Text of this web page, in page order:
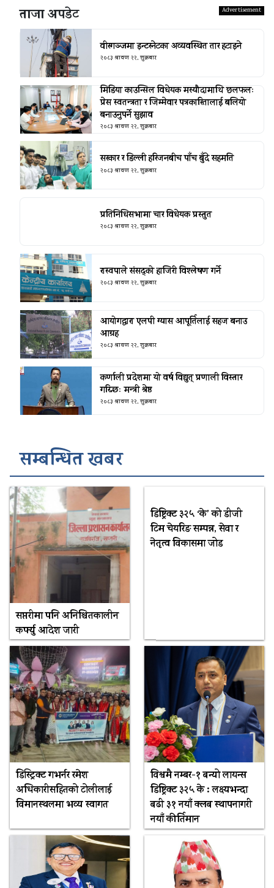
ताजा अपडेट
वीरगञ्जमा इन्टरनेटका अव्यवस्थित तार हटाइने
२०८३ श्रावण २२, शुक्रबार
मिडिया काउन्सिल विधेयक मस्यौदामाथि छलफलः
प्रेस स्वतन्त्रता र जिम्मेवार पत्रकारितालाई बलियो
बनाउनुपर्ने सुझाव
२०८३ श्रावण २२, शुक्रबार
सरकार र डिल्ली हरिजनबीच पाँच बुँदे सहमति
२०८३ श्रावण २२, शुक्रबार
प्रतिनिधिसभामा चार विधेयक प्रस्तुत
२०८३ श्रावण २२, शुक्रबार
रास्वपाले संसद्को हाजिरी विश्लेषण गर्ने
२०८३ श्रावण २२, शुक्रबार
आयोगद्वारा एलपी ग्यास आपूर्तिलाई सहज बनाउ
आग्रह
२०८३ श्रावण २२, शुक्रबार
कर्णाली प्रदेशमा यो वर्ष विद्युत् प्रणाली विस्तार
गरिन्छः मन्त्री श्रेष्ठ
२०८३ श्रावण २२, शुक्रबार
सम्बन्धित खबर
सप्तरीमा पनि अनिश्चितकालीन
कर्फ्यु आदेश जारी
डिष्ट्रिक्ट ३२५ ‘के’ को डीजी
टिम चेयरिङ सम्पन्न, सेवा र
नेतृत्व विकासमा जोड
डिस्ट्रिक्ट गभर्नर रमेश
अधिकारीसहितको टोलीलाई
विमानस्थलमा भव्य स्वागत
विश्वमै नम्बर-१ बन्यो लायन्स
डिष्ट्रिक्ट ३२५ के : लक्ष्यभन्दा
बढी ३१ नयाँ क्लब स्थापनागरी
नयाँ कीर्तिमान